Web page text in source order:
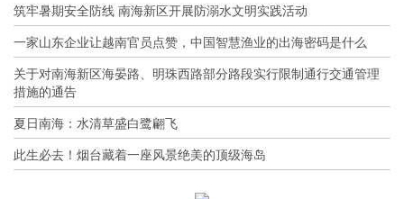
筑牢暑期安全防线 南海新区开展防溺水文明实践活动
一家山东企业让越南官员点赞，中国智慧渔业的出海密码是什么
关于对南海新区海晏路、明珠西路部分路段实行限制通行交通管理
措施的通告
夏日南海：水清草盛白鹭翩飞
此生必去！烟台藏着一座风景绝美的顶级海岛